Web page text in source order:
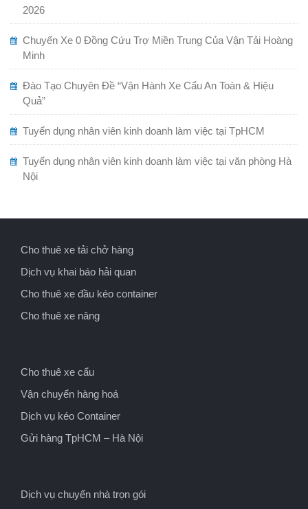
2026
Chuyến Xe 0 Đồng Cứu Trợ Miền Trung Của Vận Tải Hoàng
Minh
Đào Tạo Chuyên Đề “Vận Hành Xe Cẩu An Toàn & Hiệu
Quả”
Tuyển dụng nhân viên kinh doanh làm việc tại TpHCM
Tuyển dụng nhân viên kinh doanh làm việc tại văn phòng Hà
Nội
Cho thuê xe tải chở hàng
Dịch vụ khai báo hải quan
Cho thuê xe đầu kéo container
Cho thuê xe nâng
Cho thuê xe cẩu
Vận chuyển hàng hoá
Dịch vụ kéo Container
Gửi hàng TpHCM – Hà Nội
Dịch vụ chuyển nhà trọn gói